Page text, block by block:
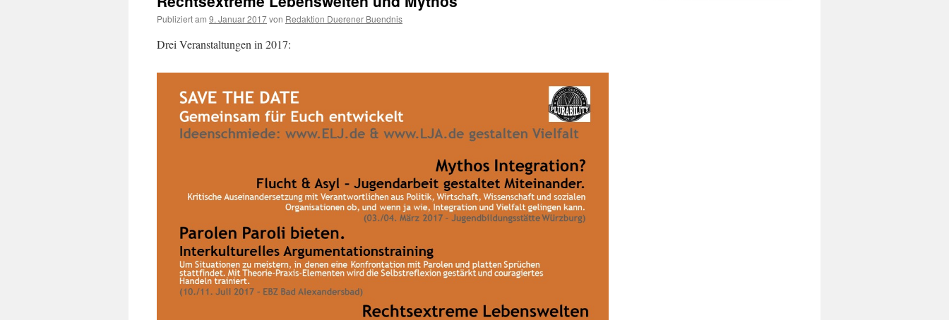
Publiziert am 9. Januar 2017von Redaktion Duerener Buendnis
Drei Veranstaltungen in 2017: